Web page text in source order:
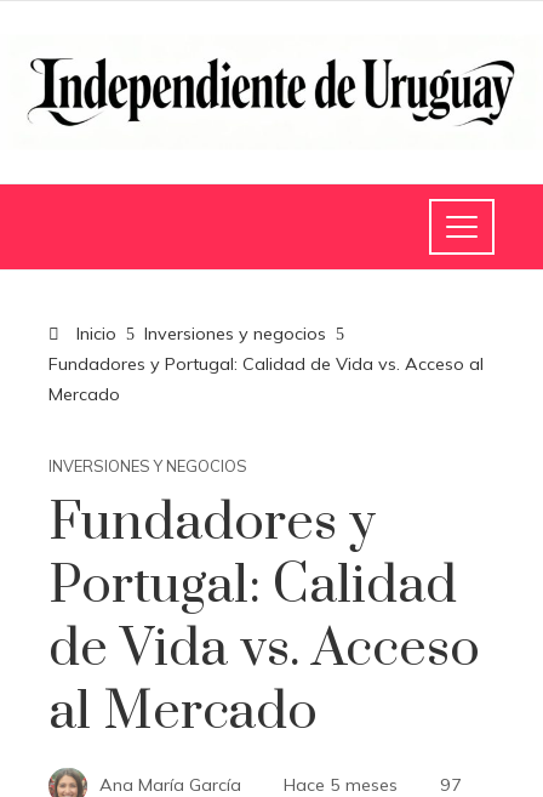
Inicio
Inversiones y negocios
Fundadores y Portugal: Calidad de Vida vs. Acceso al
Mercado
INVERSIONES Y NEGOCIOS
Fundadores y
Portugal: Calidad
de Vida vs. Acceso
al Mercado
Ana María García Hace 5 meses 97